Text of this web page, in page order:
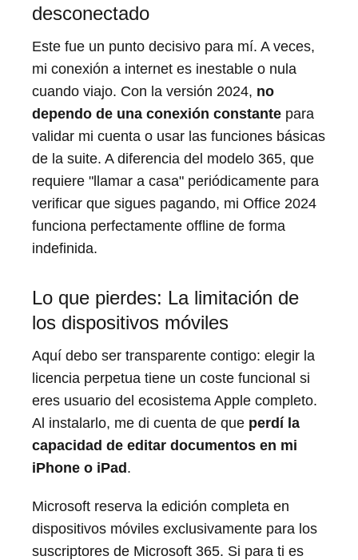
desconectado
Este fue un punto decisivo para mí. A veces,
mi conexión a internet es inestable o nula
cuando viajo. Con la versión 2024, no
dependo de una conexión constante para
validar mi cuenta o usar las funciones básicas
de la suite. A diferencia del modelo 365, que
requiere "llamar a casa" periódicamente para
verificar que sigues pagando, mi Office 2024
funciona perfectamente offline de forma
indefinida.
Lo que pierdes: La limitación de
los dispositivos móviles
Aquí debo ser transparente contigo: elegir la
licencia perpetua tiene un coste funcional si
eres usuario del ecosistema Apple completo.
Al instalarlo, me di cuenta de que perdí la
capacidad de editar documentos en mi
iPhone o iPad.
Microsoft reserva la edición completa en
dispositivos móviles exclusivamente para los
suscriptores de Microsoft 365. Si para ti es